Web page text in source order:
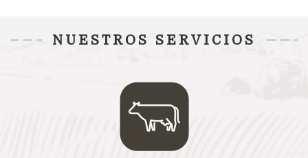
NUESTROS SERVICIOS